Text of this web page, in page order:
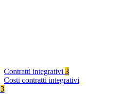
Contratti integrativi 3
Costi contratti integrativi
3